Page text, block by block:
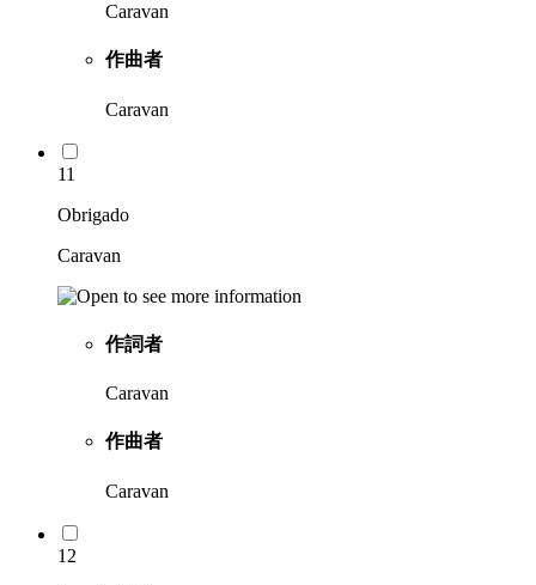
Caravan
作曲者
Caravan
11
Obrigado
Caravan
作詞者
Caravan
作曲者
Caravan
12